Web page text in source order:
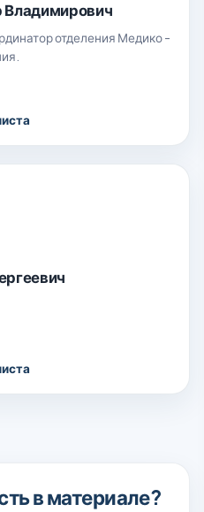
Владимирович
отделения Медико -
в материале?